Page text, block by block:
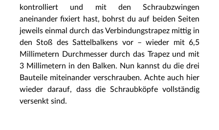
kontrolliert und mit den Schraubzwingen
aneinander fixiert hast, bohrst du auf beiden Seiten
jeweils einmal durch das Verbindungstrapez mittig in
den Stoß des Sattelbalkens vor – wieder mit 6,5
Millimetern Durchmesser durch das Trapez und mit
3 Millimetern in den Balken. Nun kannst du die drei
Bauteile miteinander verschrauben. Achte auch hier
wieder darauf, dass die Schraubköpfe vollständig
versenkt sind.